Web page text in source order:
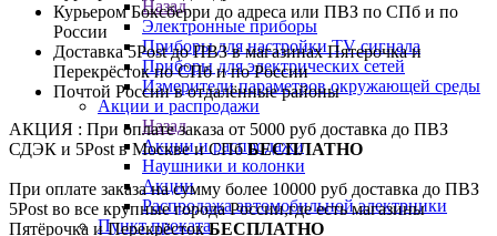
Назад
Электронные приборы
Приборы для настройки TV сигнала
Приборы для электрических сетей
Измерители параметров окружающей среды
Акции и распродажи
Назад
Акции и распродажи
Наушники и колонки
Акции
Распродажа автомобильной электрники
Пункт проката
Курьером Боксберри до адреса или ПВЗ по СПб и по
России
Доставка 5Post до ПВЗ в магазинах Пятерочка и
Перекрёсток по СПб и по России
Почтой России в отдалённые районы
АКЦИЯ : При оплате заказа от 5000 руб доставка до ПВЗ
СДЭК и 5Post в Москве и СПбБЕСПЛАТНО
При оплате заказа на сумму более 10000 руб доставка до ПВЗ
5Post во все крупные города России,где есть магазины
Пятёрочка и ПерекрёстокБЕСПЛАТНО